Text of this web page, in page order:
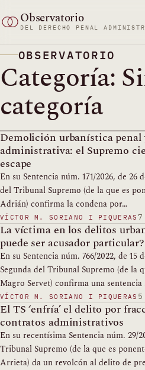
al
Observatorio
DEL DERECHO PENAL
OBSERVATORIO
Categoría:
categoría
Demolición urbanística
administrativa: el Supremo
escape
En su Sentencia núm. 171/2026, de 26
del Tribunal Supremo (de la que es
Adrián) confirma la condena por…
VÍCTOR M. SORIANO I PIQUERAS
La víctima en los delitos
puede ser acusador particular?
En su Sentencia núm. 766/2022, de 15
Segunda del Tribunal Supremo (de la
Magro Servet) confirma una
VÍCTOR M. SORIANO I PIQUERAS
El TS ‘enfría’ el delito por
contratos administrativos
En su recentísima Sentencia núm. 29/
Tribunal Supremo (de la que es
Arrieta) da un revolcón al delito de